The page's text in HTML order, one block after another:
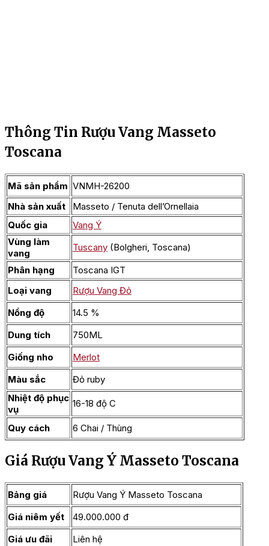
Thông Tin Rượu Vang Masseto
Toscana
Mã sản phẩm VNMH-26200
Nhà sản xuất
Masseto / Tenuta dell’Ornellaia
Quốc gia
Vang Ý
Vùng làm
vang
Tuscany (Bolgheri, Toscana)
Phân hạng
Toscana IGT
Loại vang
Rượu Vang Đỏ
Nồng độ
14.5 %
Dung tích
750ML
Giống nho
Merlot
Màu sắc
Đỏ ruby
Nhiệt độ phục
vụ
16-18 độ C
Quy cách 6 Chai / Thùng
Giá Rượu Vang Ý Masseto Toscana
Bảng giá
Rượu Vang Ý Masseto Toscana
Giá niêm yết
49.000.000 đ
Giá ưu đãi
Liên hệ